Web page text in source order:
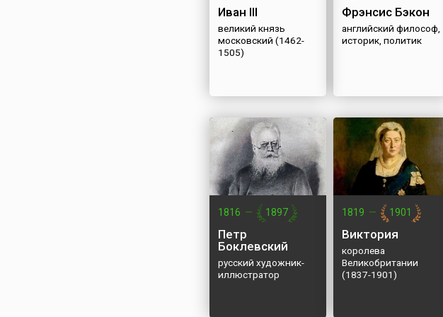
Иван III
великий князь
московский (1462-
1505)
Фрэнсис Бэкон
английский философ,
историк, политик
1816 — 1897
Петр
Боклевский
русский художник-
иллюстратор
1819 — 1901
Виктория
королева
Великобритании
(1837-1901)